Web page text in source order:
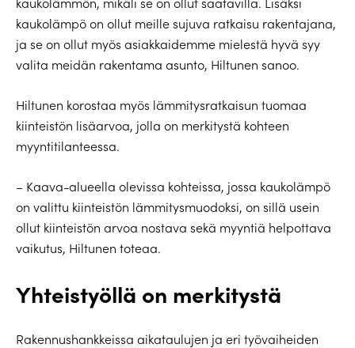
kaukolämpö on ollut meille sujuva ratkaisu rakentajana,
ja se on ollut myös asiakkaidemme mielestä hyvä syy
valita meidän rakentama asunto, Hiltunen sanoo.
Hiltunen korostaa myös lämmitysratkaisun tuomaa
kiinteistön lisäarvoa, jolla on merkitystä kohteen
myyntitilanteessa.
– Kaava-alueella olevissa kohteissa, jossa kaukolämpö
on valittu kiinteistön lämmitysmuodoksi, on sillä usein
ollut kiinteistön arvoa nostava sekä myyntiä helpottava
vaikutus, Hiltunen toteaa.
Yhteistyöllä on merkitystä
Rakennushankkeissa aikataulujen ja eri työvaiheiden